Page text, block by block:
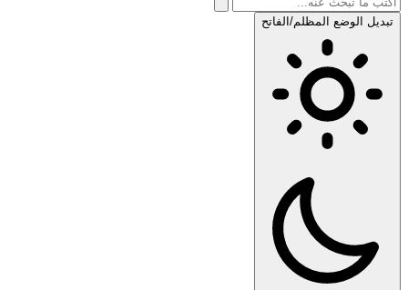
تبديل الوضع المظلم/الفاتح